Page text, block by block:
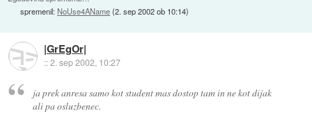
spremenil:NoUse4AName(2. sep 2002 ob 10:14)
|GrEgOr|
::2. sep 2002, 10:27
ja prek anresa samo kot student mas dostop tam in ne kot dijak
ali pa osluzbenec.